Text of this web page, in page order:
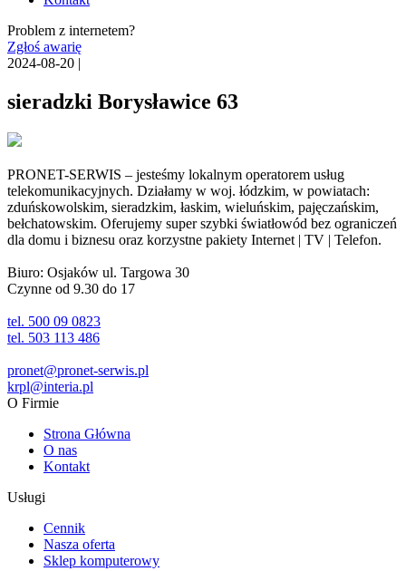
Problem z internetem?
Zgłoś awarię
2024-08-20 |
sieradzki Borysławice 63
PRONET-SERWIS – jesteśmy lokalnym operatorem usług
telekomunikacyjnych. Działamy w woj. łódzkim, w powiatach:
zduńskowolskim, sieradzkim, łaskim, wieluńskim, pajęczańskim,
bełchatowskim. Oferujemy super szybki światłowód bez ograniczeń
dla domu i biznesu oraz korzystne pakiety Internet | TV | Telefon.
Biuro: Osjaków ul. Targowa 30
Czynne od 9.30 do 17
tel. 500 09 0823
tel. 503 113 486
pronet@pronet-serwis.pl
krpl@interia.pl
O Firmie
Strona Główna
O nas
Kontakt
Usługi
Cennik
Nasza oferta
Sklep komputerowy